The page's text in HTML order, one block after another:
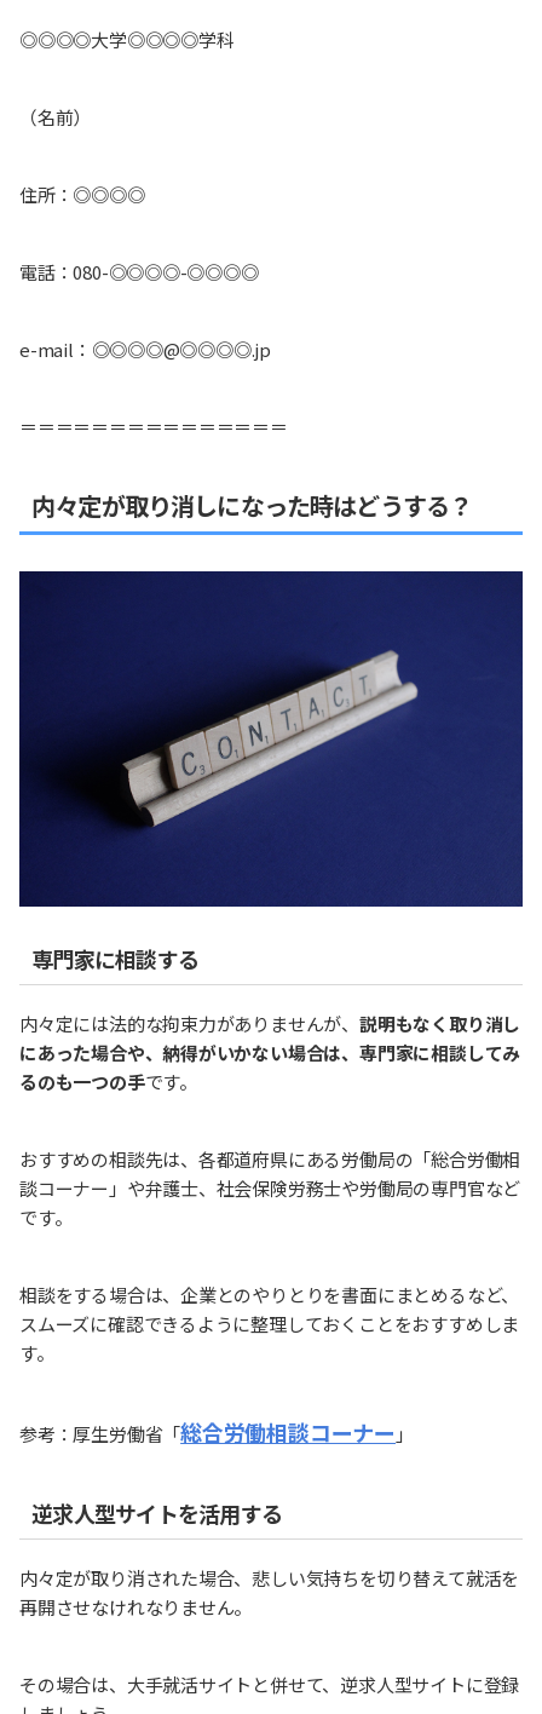
◎◎◎◎大学◎◎◎◎学科
（名前）
住所：◎◎◎◎
電話：080-◎◎◎◎-◎◎◎◎
e-mail：◎◎◎◎@◎◎◎◎.jp
＝＝＝＝＝＝＝＝＝＝＝＝＝＝＝
内々定が取り消しになった時はどうする？
専門家に相談する
内々定には法的な拘束力がありませんが、説明もなく取り消し
にあった場合や、納得がいかない場合は、専門家に相談してみ
るのも一つの手です。
おすすめの相談先は、各都道府県にある労働局の「総合労働相
談コーナー」や弁護士、社会保険労務士や労働局の専門官など
です。
相談をする場合は、企業とのやりとりを書面にまとめるなど、
スムーズに確認できるように整理しておくことをおすすめしま
す。
参考：厚生労働省「総合労働相談コーナー 」
逆求人型サイトを活用する
内々定が取り消された場合、悲しい気持ちを切り替えて就活を
再開させなけれなりません。
その場合は、大手就活サイトと併せて、逆求人型サイトに登録